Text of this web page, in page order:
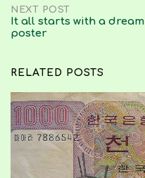
NEXT POST
It all starts with a dream
poster
RELATED POSTS